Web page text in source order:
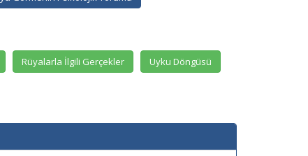
Rüyalarla İlgili Gerçekler Uyku Döngüsü